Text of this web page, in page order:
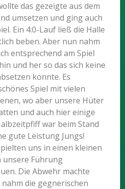
das gezeigte aus dem
umsetzen und ging auch
Ein 4:0-Lauf ließ die Halle
beben. Aber nun nahm
entsprechend am Spiel
und her so das sich keine
konnte. Es
Spiel mit vielen
wo aber unsere Hüter
und auch hier einige
war beim Stand
gute Leistung Jungs!
uns in einen kleinen
unsere Führung
Die Abwehr machte
die gegnerischen